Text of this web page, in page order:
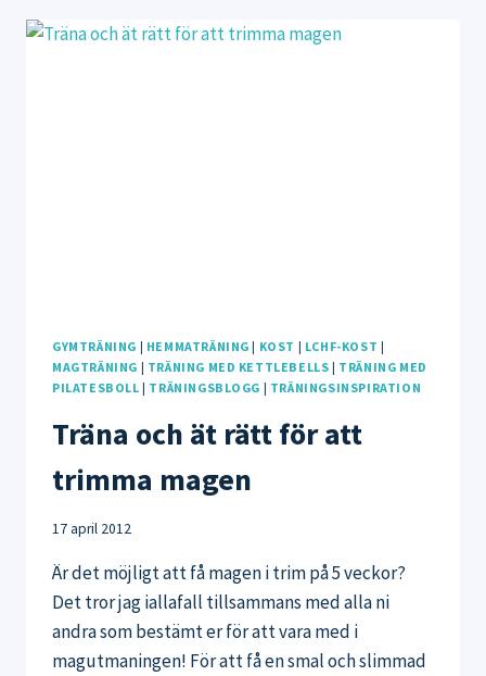
RUMPAN
PÅ
GYMTRÄNING | HEMMATRÄNING | KOST | LCHF-KOST |
MAGTRÄNING | TRÄNING MED KETTLEBELLS | TRÄNING MED
PILATESBOLL | TRÄNINGSBLOGG | TRÄNINGSINSPIRATION
Träna och ät rätt för att
trimma magen
17 april 2012
Är det möjligt att få magen i trim på 5 veckor?
Det tror jag iallafall tillsammans med alla ni
andra som bestämt er för att vara med i
magutmaningen! För att få en smal och slimmad